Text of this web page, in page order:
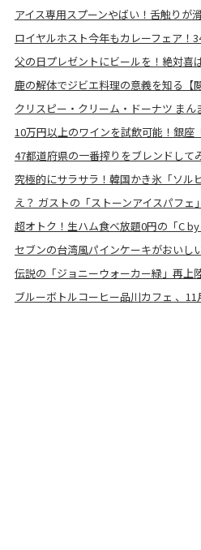
アイス専用スプーンやばい！舌触りが
ロイヤルホスト今年もカレーフェア！
父の日プレゼントにビールを！絶対喜
鹿の解体でジビエ料理の意義を知る【
クリスピー・クリーム・ドーナツ ま
10万円以上のワインを試飲可能！銀座
47都道府県の一番搾りをブレンドして
究極的にサラサラ！韓国かき氷「ソル
え？ ガストの「ストーンアイスパフェ
超オトク！生ハム食べ放題0円の「C
セブンの台湾風パインケーキがおいし
伝説の「ジョニーウォーカー緑」再上
ブルーボトルコーヒー品川カフェ 、11